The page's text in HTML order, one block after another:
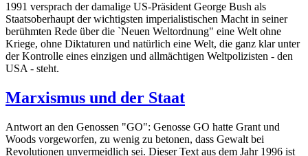
1991 versprach der damalige US-Präsident George Bush als
Staatsoberhaupt der wichtigsten imperialistischen Macht in seiner
berühmten Rede über die `Neuen Weltordnung" eine Welt ohne
Kriege, ohne Diktaturen und natürlich eine Welt, die ganz klar unter
der Kontrolle eines einzigen und allmächtigen Weltpolizisten - den
USA - steht.
Marxismus und der Staat
Antwort an den Genossen "GO": Genosse GO hatte Grant und
Woods vorgeworfen, zu wenig zu betonen, dass Gewalt bei
Revolutionen unvermeidlich sei. Dieser Text aus dem Jahr 1996 ist